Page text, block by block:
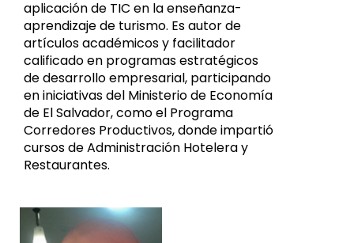
aplicación de TIC en la enseñanza-
aprendizaje de turismo. Es autor de
artículos académicos y facilitador
calificado en programas estratégicos
de desarrollo empresarial, participando
en iniciativas del Ministerio de Economía
de El Salvador, como el Programa
Corredores Productivos, donde impartió
cursos de Administración Hotelera y
Restaurantes.